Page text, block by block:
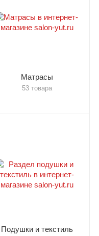
Матрасы
53 товара
Подушки и текстиль